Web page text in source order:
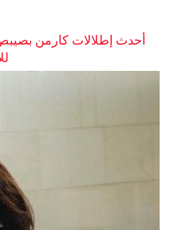
أحدث إطلالات كارمن